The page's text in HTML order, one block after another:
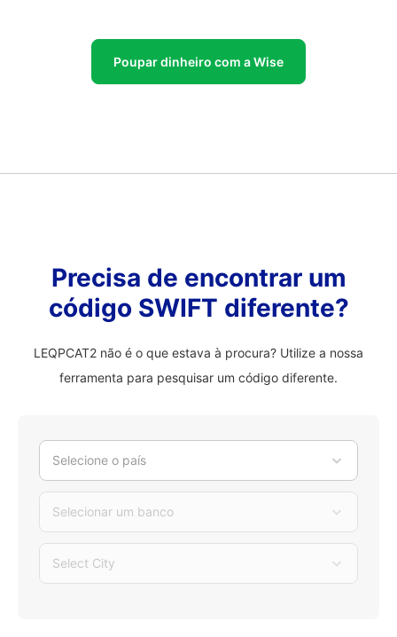
Poupar dinheiro com a Wise
Precisa de encontrar um
código SWIFT diferente?
LEQPCAT2 não é o que estava à procura? Utilize a nossa
ferramenta para pesquisar um código diferente.
Selecione o país
Selecionar um banco
Select City